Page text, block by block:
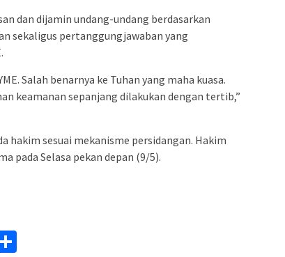
dan dijamin undang-undang berdasarkan
sekaligus pertanggungjawaban yang
Salah benarnya ke Tuhan yang maha kuasa.
keamanan sepanjang dilakukan dengan tertib,”
hakim sesuai mekanisme persidangan. Hakim
pada Selasa pekan depan (9/5).